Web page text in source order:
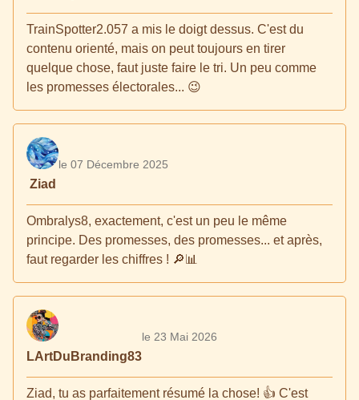
TrainSpotter2.057 a mis le doigt dessus. C'est du
contenu orienté, mais on peut toujours en tirer
quelque chose, faut juste faire le tri. Un peu comme
les promesses électorales... 😉
Ziad
le 07 Décembre 2025
Ombralys8, exactement, c'est un peu le même
principe. Des promesses, des promesses... et après,
faut regarder les chiffres ! 🔎📊
LArtDuBranding83
le 23 Mai 2026
Ziad, tu as parfaitement résumé la chose! 👍 C'est